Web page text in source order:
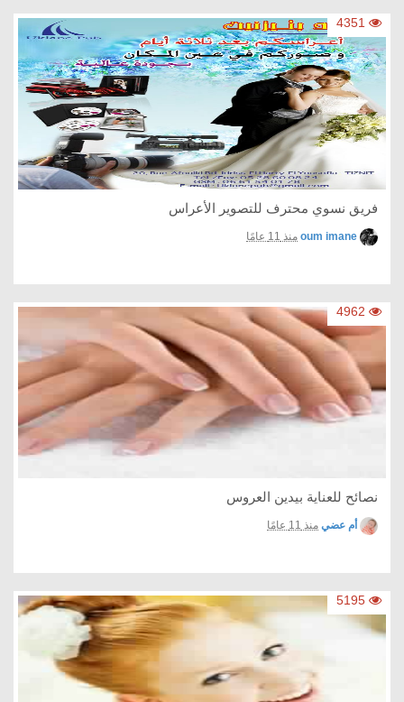
4351
فريق نسوي محترف للتصوير الأعراس
oum imane منذ 11 عامًا
4962
نصائح للعناية بيدين العروس
أم عضي منذ 11 عامًا
5195